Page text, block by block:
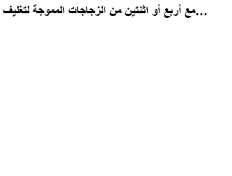
مع أربع أو اثنتين من الزجاجات المموجة لتغليف